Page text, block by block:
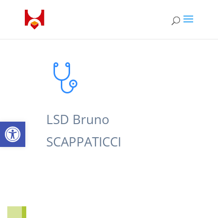
Open toolbarLSD Bruno
SCAPPATICCI